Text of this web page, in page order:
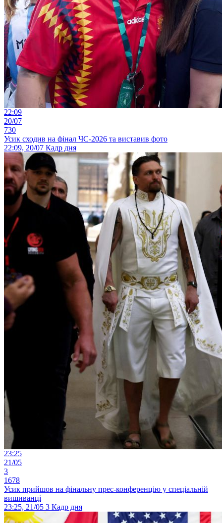
22:09
20/07
730
Усик сходив на фінал ЧС-2026 та виставив фото
22:09, 20/07 Кадр дня
23:25
21/05
3
1678
Усик прийшов на фінальну прес-конференцію у спеціальній
вишиванці
23:25, 21/05 3 Кадр дня